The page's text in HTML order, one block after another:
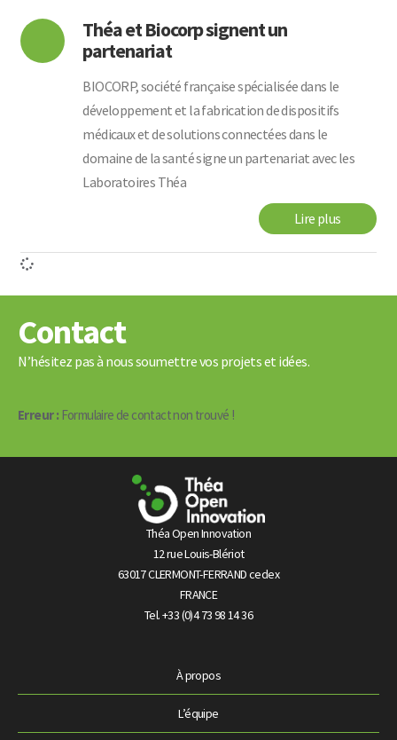
Théa et Biocorp signent un
partenariat
BIOCORP, société française spécialisée dans le
développement et la fabrication de dispositifs
médicaux et de solutions connectées dans le
domaine de la santé signe un partenariat avec les
Laboratoires Théa
Lire plus
Contact
N’hésitez pas à nous soumettre vos projets et idées.
Erreur : Formulaire de contact non trouvé !
Théa Open Innovation
12 rue Louis-Blériot
63017 CLERMONT-FERRAND cedex
FRANCE
Tel. +33 (0)4 73 98 14 36
À propos
L’équipe